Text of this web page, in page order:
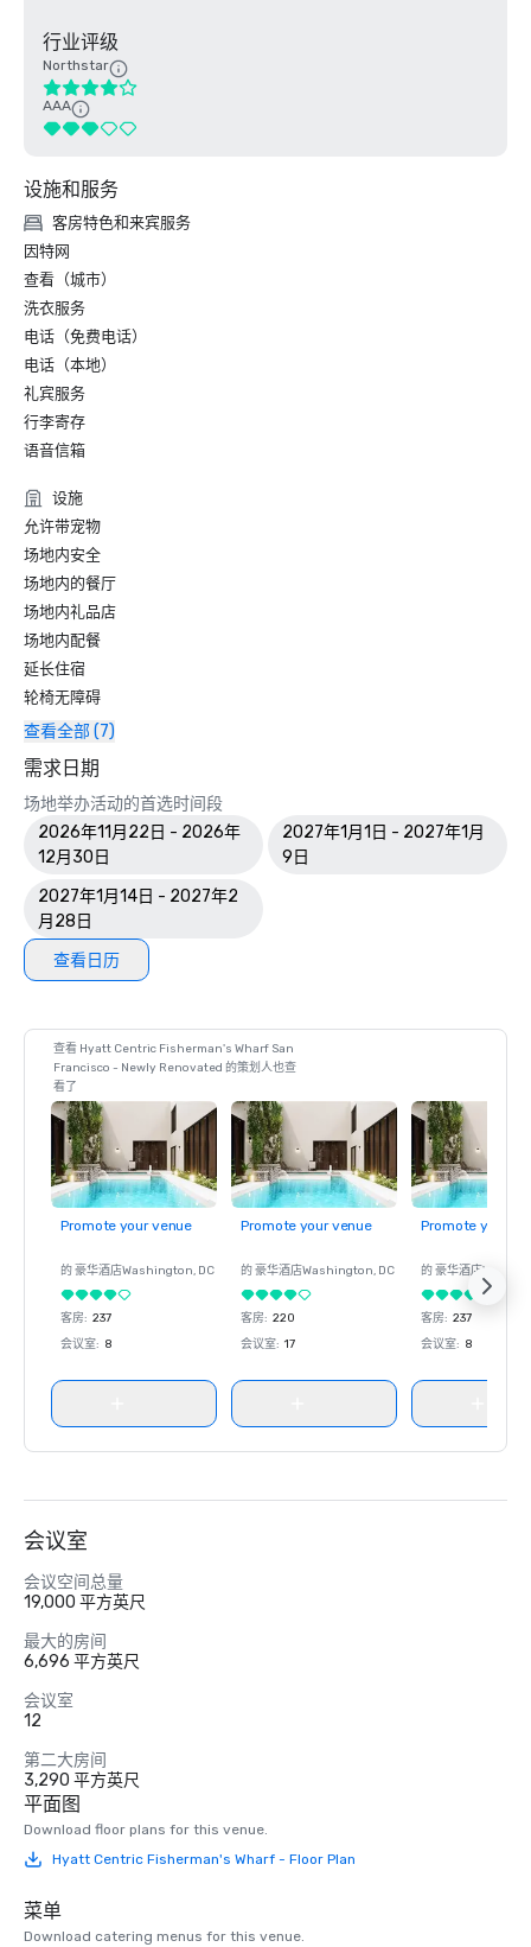
行业评级
Northstar
AAA
设施和服务
客房特色和来宾服务
因特网
查看（城市）
洗衣服务
电话（免费电话）
电话（本地）
礼宾服务
行李寄存
语音信箱
设施
允许带宠物
场地内安全
场地内的餐厅
场地内礼品店
场地内配餐
延长住宿
轮椅无障碍
查看全部 (7)
需求日期
场地举办活动的首选时间段
2026年11月22日 - 2026年
12月30日
2027年1月1日 - 2027年1月
9日
2027年1月14日 - 2027年2
月28日
查看日历
查看 Hyatt Centric Fisherman's Wharf San
Francisco - Newly Renovated 的策划人也查
看了
Promote your venue
的 豪华酒店Washington, DC
客房: 237
会议室: 8
Promote your venue
的 豪华酒店Washington, DC
客房: 220
会议室: 17
Promote your
的 豪华酒店
客房: 237
会议室: 8
会议室
会议空间总量
19,000 平方英尺
最大的房间
6,696 平方英尺
会议室
12
第二大房间
3,290 平方英尺
平面图
Download floor plans for this venue.
Hyatt Centric Fisherman's Wharf - Floor Plan
菜单
Download catering menus for this venue.